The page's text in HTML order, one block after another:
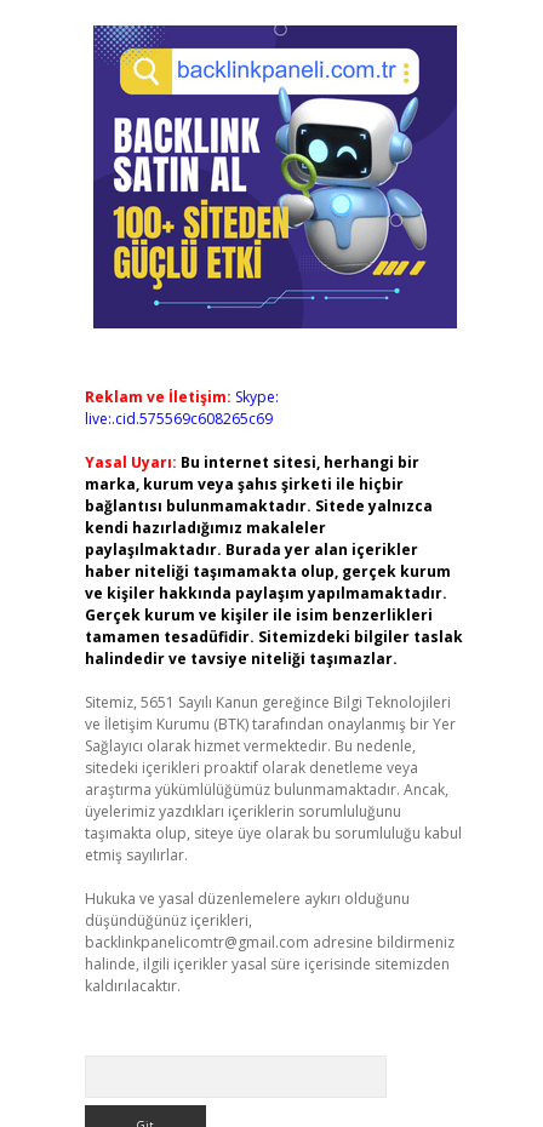
Reklam ve İletişim: Skype:
live:.cid.575569c608265c69
Yasal Uyarı: Bu internet sitesi, herhangi bir
marka, kurum veya şahıs şirketi ile hiçbir
bağlantısı bulunmamaktadır. Sitede yalnızca
kendi hazırladığımız makaleler
paylaşılmaktadır. Burada yer alan içerikler
haber niteliği taşımamakta olup, gerçek kurum
ve kişiler hakkında paylaşım yapılmamaktadır.
Gerçek kurum ve kişiler ile isim benzerlikleri
tamamen tesadüfidir. Sitemizdeki bilgiler taslak
halindedir ve tavsiye niteliği taşımazlar.
Sitemiz, 5651 Sayılı Kanun gereğince Bilgi Teknolojileri
ve İletişim Kurumu (BTK) tarafından onaylanmış bir Yer
Sağlayıcı olarak hizmet vermektedir. Bu nedenle,
sitedeki içerikleri proaktif olarak denetleme veya
araştırma yükümlülüğümüz bulunmamaktadır. Ancak,
üyelerimiz yazdıkları içeriklerin sorumluluğunu
taşımakta olup, siteye üye olarak bu sorumluluğu kabul
etmiş sayılırlar.
Hukuka ve yasal düzenlemelere aykırı olduğunu
düşündüğünüz içerikleri,
backlinkpanelicomtr@gmail.com adresine bildirmeniz
halinde, ilgili içerikler yasal süre içerisinde sitemizden
kaldırılacaktır.